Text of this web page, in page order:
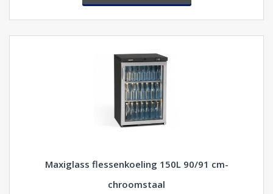
Maxiglass flessenkoeling 150L 90/91 cm-
chroomstaal